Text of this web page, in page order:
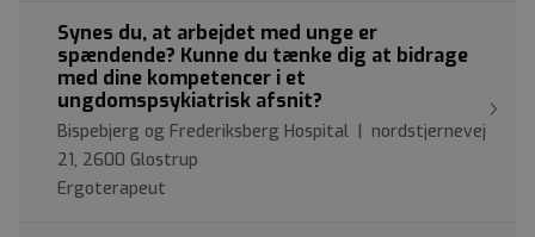
Synes du, at arbejdet med unge er
spændende? Kunne du tænke dig at bidrage
med dine kompetencer i et
ungdomspsykiatrisk afsnit?
Bispebjerg og Frederiksberg Hospital | nordstjernevej
21, 2600 Glostrup
Ergoterapeut